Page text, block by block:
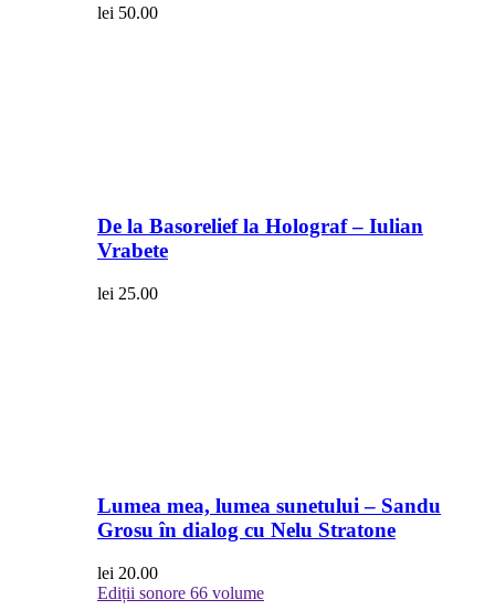
lei 50.00
De la Basorelief la Holograf – Iulian
Vrabete
lei 25.00
Lumea mea, lumea sunetului – Sandu
Grosu în dialog cu Nelu Stratone
lei 20.00
Ediții sonore 66 volume